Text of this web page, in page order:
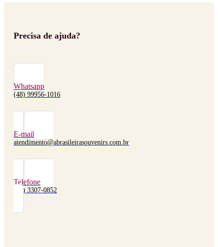
Precisa de ajuda?
Whatsapp
(48) 99956-1016
E-mail
atendimento@abrasileirasouvenirs.com.br
Telefone
(48) 3307-0852